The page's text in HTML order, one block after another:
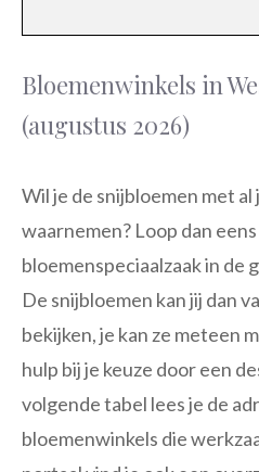
Bloemenwinkels in
(augustus 2026)
Wil je de snijbloemen met
waarnemen? Loop dan
bloemenspeciaalzaak in de
De snijbloemen kan jij dan
bekijken, je kan ze meteen
hulp bij je keuze door een
volgende tabel lees je de
bloemenwinkels die